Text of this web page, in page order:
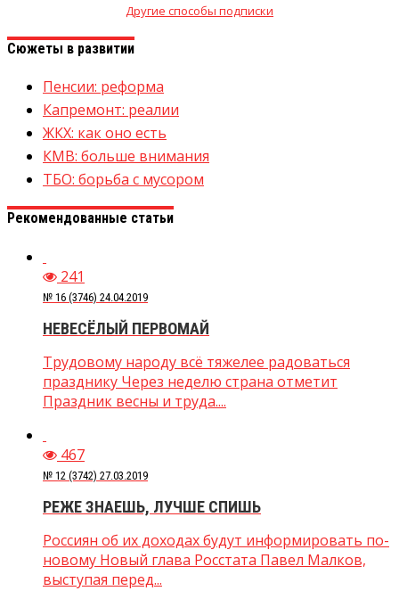
Другие способы подписки
Сюжеты в развитии
Пенсии: реформа
Капремонт: реалии
ЖКХ: как оно есть
КМВ: больше внимания
ТБО: борьба с мусором
Рекомендованные статьи
241
№ 16 (3746) 24.04.2019
НЕВЕСЁЛЫЙ ПЕРВОМАЙ
Трудовому народу всё тяжелее радоваться
празднику Через неделю страна отметит
Праздник весны и труда....
467
№ 12 (3742) 27.03.2019
РЕЖЕ ЗНАЕШЬ, ЛУЧШЕ СПИШЬ
Россиян об их доходах будут информировать по-
новому Новый глава Росстата Павел Малков,
выступая перед...